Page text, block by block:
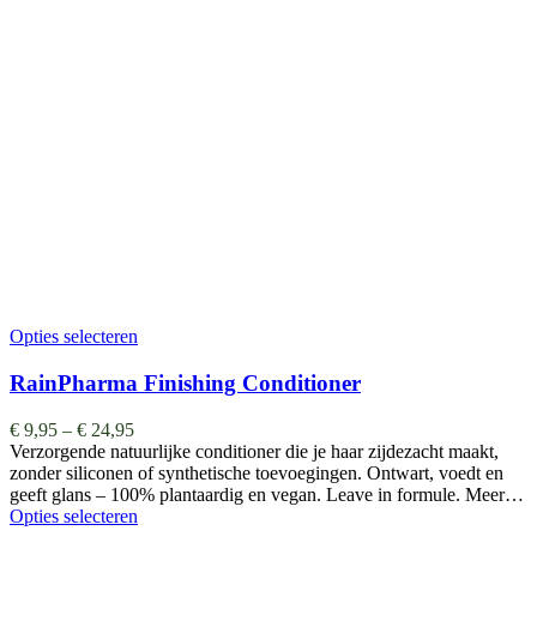
Opties selecteren
RainPharma Finishing Conditioner
€ 9,95 – € 24,95
Verzorgende natuurlijke conditioner die je haar zijdezacht maakt,
zonder siliconen of synthetische toevoegingen. Ontwart, voedt en
geeft glans – 100% plantaardig en vegan. Leave in formule. Meer…
Opties selecteren